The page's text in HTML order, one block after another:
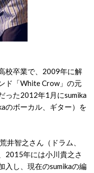
校卒業で、2009年に解
ド「White Crow」の元
った2012年1月にsumika
のボーカル、ギター）を
井智之さん（ドラム、
2015年には小川貴之さ
入し、現在のsumikaの編